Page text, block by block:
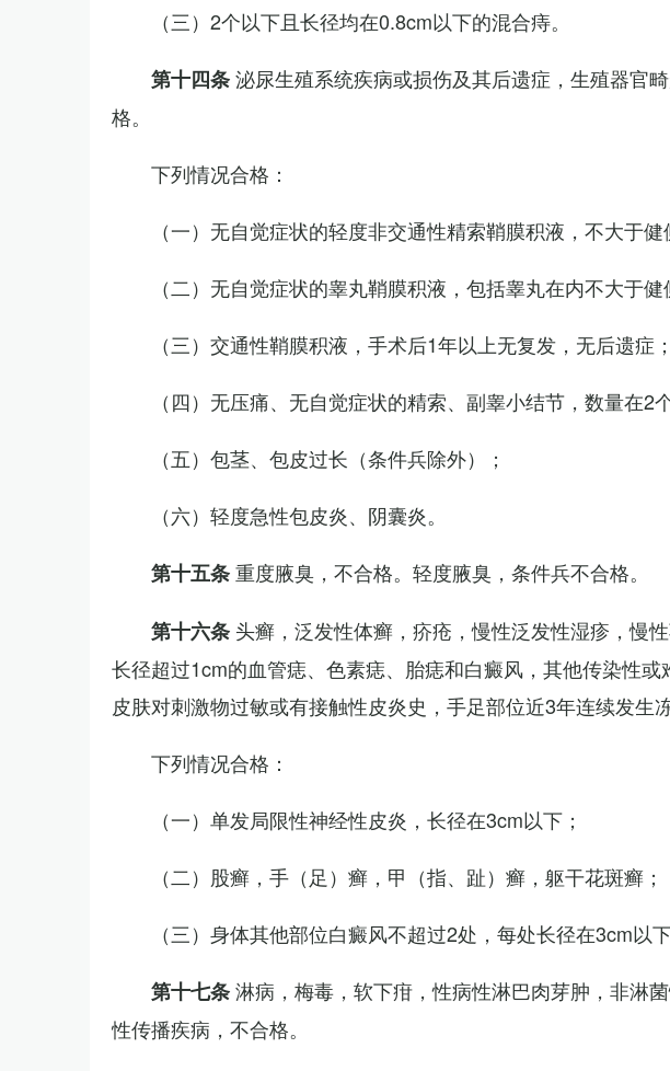
（三）2个以下且长径均在0.8cm以下的混合痔。
第十四条泌尿生殖系统疾病或损伤及其后遗症，生殖器官
格。
下列情况合格：
（一）无自觉症状的轻度非交通性精索鞘膜积液，不大于
（二）无自觉症状的睾丸鞘膜积液，包括睾丸在内不大于
（三）交通性鞘膜积液，手术后1年以上无复发，无后遗症；
（四）无压痛、无自觉症状的精索、副睾小结节，数量在2
（五）包茎、包皮过长（条件兵除外）；
（六）轻度急性包皮炎、阴囊炎。
第十五条重度腋臭，不合格。轻度腋臭，条件兵不合格。
第十六条 头癣，泛发性体癣，疥疮，慢性泛发性湿疹，慢
长径超过1cm的血管痣、色素痣、胎痣和白癜风，其他传染性
皮肤对刺激物过敏或有接触性皮炎史，手足部位近3年连续发生
下列情况合格：
（一）单发局限性神经性皮炎，长径在3cm以下；
（二）股癣，手（足）癣，甲（指、趾）癣，躯干花斑癣；
（三）身体其他部位白癜风不超过2处，每处长径在3cm以下
第十七条淋病，梅毒，软下疳，性病性淋巴肉芽肿，非淋
性传播疾病，不合格。